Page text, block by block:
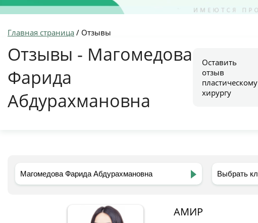
Главная страница / Отзывы
Отзывы - Магомедова
Фарида
Абдурахмановна
Оставить
отзыв
пластическому
хирургу
АМИР